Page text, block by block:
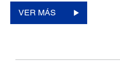
VER MÁS